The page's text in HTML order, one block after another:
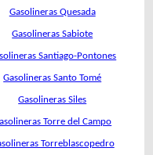
Gasolineras Quesada
Gasolineras Sabiote
Santiago-Pontones
Gasolineras Santo Tomé
Gasolineras Siles
Torre del Campo
Torreblascopedro